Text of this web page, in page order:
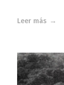
Leer más